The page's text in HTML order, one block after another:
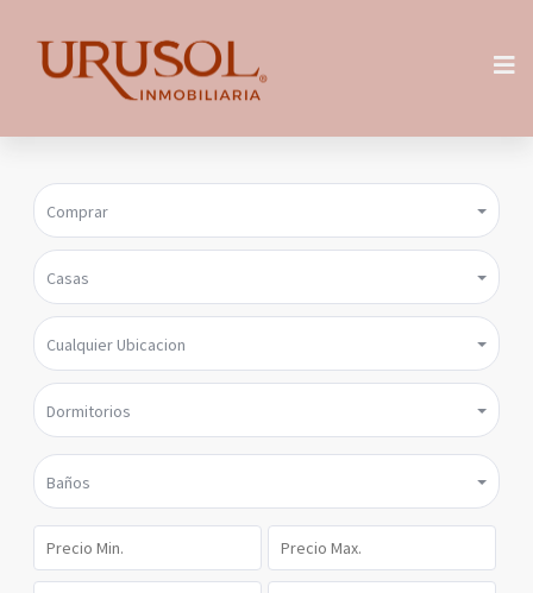
Comprar
Casas
Cualquier Ubicacion
Dormitorios
Baños